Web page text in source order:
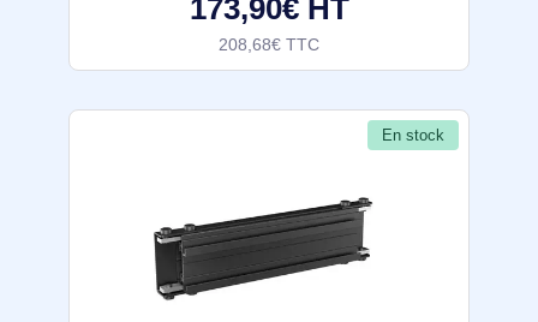
173,90€ HT
208,68€ TTC
En stock